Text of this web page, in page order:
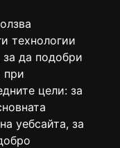
технологии
за да подобри
при
цели: за
уебсайта, за